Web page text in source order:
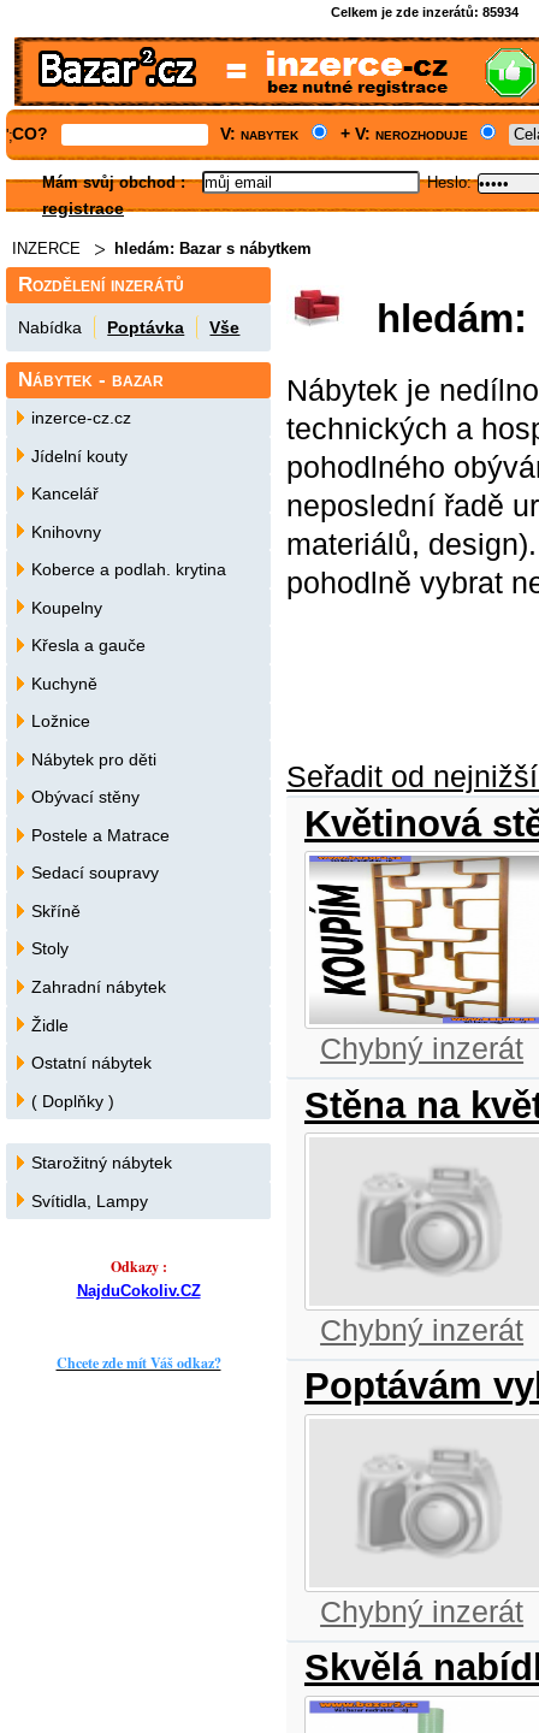
Celkem je zde inzerátů: 85934
';CO? V: nabytek + V: nerozhoduje
Mám svůj obchod: Heslo:
registrace
INZERCE hledám: Bazar s nábytkem
hledám:
Nábytek je
technických a
pohodlného
neposlední řadě
materiálů,
pohodlně vybrat
Seřadit od
Květinová
Chybný inzerát
Stěna na
Chybný inzerát
Poptávám
Chybný inzerát
Skvělá
Rozdělení inzerátů
Nabídka Poptávka Vše
Nábytek - bazar
inzerce-cz.cz
Jídelní kouty
Kancelář
Knihovny
Koberce a podlah. krytina
Koupelny
Křesla a gauče
Kuchyně
Ložnice
Nábytek pro děti
Obývací stěny
Postele a Matrace
Sedací soupravy
Skříně
Stoly
Zahradní nábytek
Židle
Ostatní nábytek
( Doplňky )
Starožitný nábytek
Svítidla, Lampy
Odkazy :
NajduCokoliv.CZ
Chcete zde mít Váš odkaz?